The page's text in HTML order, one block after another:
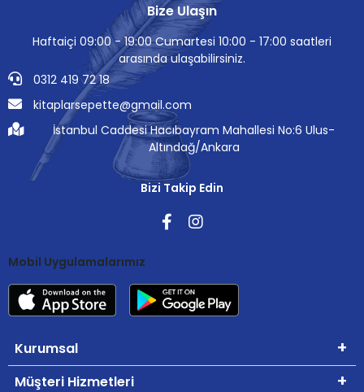
Bize Ulaşın
Haftaiçi 09:00 - 19:00 Cumartesi 10:00 - 17:00 saatleri
arasında ulaşabilirsiniz.
0312 419 72 18
kitaplarsepette@gmail.com
İstanbul Caddesi Hacıbayram Mahallesi No:6 Ulus-
Altındağ/Ankara
Bizi Takip Edin
Mobil Uygulamalarımız
Kurumsal
Müşteri Hizmetleri